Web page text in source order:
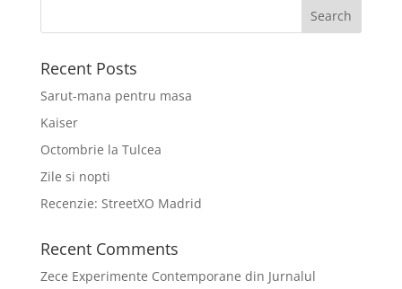
Recent Posts
Sarut-mana pentru masa
Kaiser
Octombrie la Tulcea
Zile si nopti
Recenzie: StreetXO Madrid
Recent Comments
Zece Experimente Contemporane din Jurnalul